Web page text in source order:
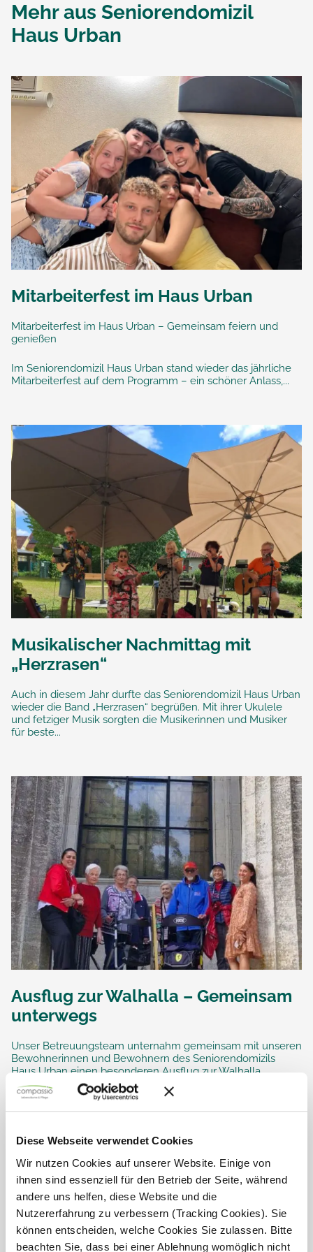
Diese Webseite verwendet Cookies
Wir nutzen Cookies auf unserer Website. Einige von
ihnen sind essenziell für den Betrieb der Seite, während
andere uns helfen, diese Website und die
Nutzererfahrung zu verbessern (Tracking Cookies). Sie
können entscheiden, welche Cookies Sie zulassen. Bitte
beachten Sie, dass bei einer Ablehnung womöglich nicht
Mehr aus Seniorendomizil
Haus Urban
Mitarbeiterfest im Haus Urban
Mitarbeiterfest im Haus Urban – Gemeinsam feiern und
genießen
Im Seniorendomizil Haus Urban stand wieder das jährliche
Mitarbeiterfest auf dem Programm – ein schöner Anlass,...
Musikalischer Nachmittag mit
„Herzrasen“
Auch in diesem Jahr durfte das Seniorendomizil Haus Urban
wieder die Band „Herzrasen“ begrüßen. Mit ihrer Ukulele
und fetziger Musik sorgten die Musikerinnen und Musiker
für beste...
Ausflug zur Walhalla – Gemeinsam
unterwegs
Unser Betreuungsteam unternahm gemeinsam mit unseren
Bewohnerinnen und Bewohnern des Seniorendomizils
Haus Urban einen besonderen Ausflug zur Walhalla.
Bei schönem Wetter konnten alle die beeindruckende...